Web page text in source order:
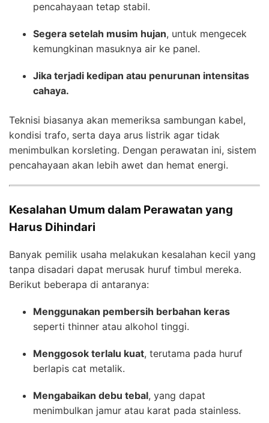
pencahayaan tetap stabil.
Segera setelah musim hujan, untuk mengecek
kemungkinan masuknya air ke panel.
Jika terjadi kedipan atau penurunan intensitas
cahaya.
Teknisi biasanya akan memeriksa sambungan kabel,
kondisi trafo, serta daya arus listrik agar tidak
menimbulkan korsleting. Dengan perawatan ini, sistem
pencahayaan akan lebih awet dan hemat energi.
Kesalahan Umum dalam Perawatan yang
Harus Dihindari
Banyak pemilik usaha melakukan kesalahan kecil yang
tanpa disadari dapat merusak huruf timbul mereka.
Berikut beberapa di antaranya:
Menggunakan pembersih berbahan keras
seperti thinner atau alkohol tinggi.
Menggosok terlalu kuat, terutama pada huruf
berlapis cat metalik.
Mengabaikan debu tebal, yang dapat
menimbulkan jamur atau karat pada stainless.